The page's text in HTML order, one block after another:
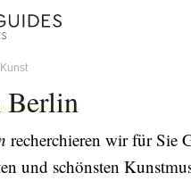
Kunst
Berlin
recherchieren wir für Sie
und schönsten